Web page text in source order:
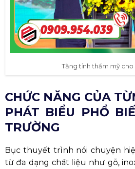
Tăng tính thẩm mỹ cho
CHỨC NĂNG CỦA
PHÁT BIỂU PHỔ
TRƯỜNG
Bục thuyết trình nói chuyện
từ đa dạng chất liệu như gỗ,